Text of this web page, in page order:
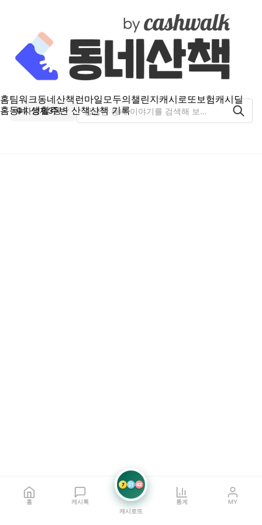
홈팀워크동네산책 런마일모두의챌린지캐시로또보험캐시딜
홈동네 생활주변 산책산책 기록
자양제3동
홈 캐시톡
7 21 42
캐시로또
통계 MY